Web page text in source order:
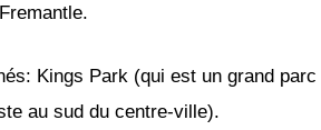
Kings Park (qui est un grand parc
au sud du centre-ville).